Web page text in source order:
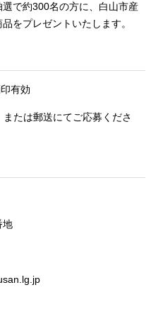
で約300名の方に、白山市産
をプレゼントいたします。
有効
たは郵送にてご応募くださ
地